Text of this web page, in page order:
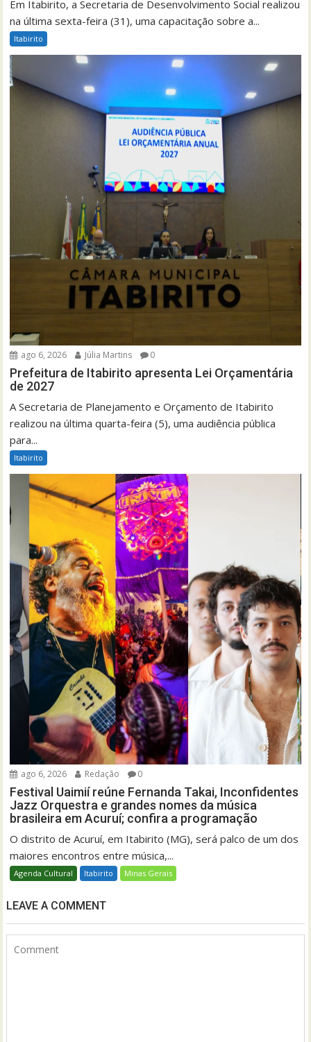
Em Itabirito, a Secretaria de Desenvolvimento Social realizou
na última sexta-feira (31), uma capacitação sobre a...
Itabirito
ago 6, 2026 Júlia Martins 0
Prefeitura de Itabirito apresenta Lei Orçamentária
de 2027
A Secretaria de Planejamento e Orçamento de Itabirito
realizou na última quarta-feira (5), uma audiência pública
para...
Itabirito
ago 6, 2026 Redação 0
Festival Uaimií reúne Fernanda Takai, Inconfidentes
Jazz Orquestra e grandes nomes da música
brasileira em Acuruí; confira a programação
O distrito de Acuruí, em Itabirito (MG), será palco de um dos
maiores encontros entre música,...
Agenda Cultural Itabirito Minas Gerais
LEAVE A COMMENT